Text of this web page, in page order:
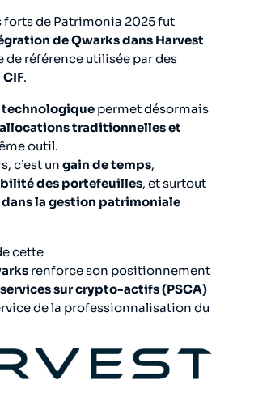
forts de Patrimonia 2025 fut
de Qwarks dans Harvest
de référence utilisée par des
.
permet désormais
traditionnelles et
outil.
c’est un gain de temps,
des portefeuilles, et surtout
la gestion patrimoniale
cette
renforce son positionnement
sur crypto-actifs (PSCA)
de la professionnalisation du